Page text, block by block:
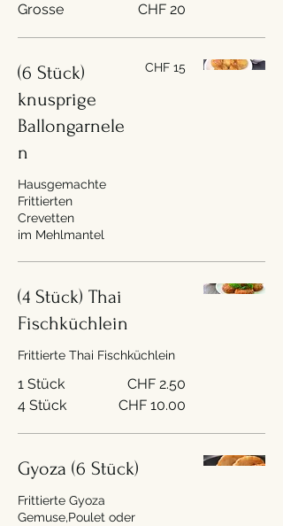
Grosse
CHF 20
(6 Stück)
knusprige
Ballongarnele
n
Hausgemachte
Frittierten
Crevetten
im Mehlmantel
CHF 15
(4 Stück) Thai
Fischküchlein
Frittierte Thai Fischküchlein
1 Stück
CHF 2.50
4 Stück
CHF 10.00
Gyoza (6 Stück)
Frittierte Gyoza
Gemuse,Poulet oder